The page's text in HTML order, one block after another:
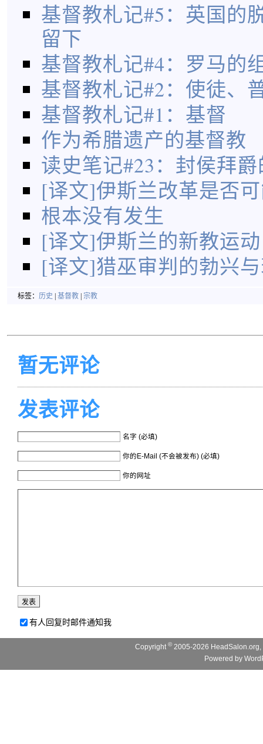
基督教札记#5：英国的
留下
基督教札记#4：罗马的
基督教札记#2：使徒、
基督教札记#1：基督
作为希腊遗产的基督教
读史笔记#23：封侯拜
[译文]伊斯兰改革是否
根本没有发生
[译文]伊斯兰的新教运动
[译文]猎巫审判的勃兴
标签： 历史 基督教 宗教
暂无评论
发表评论
名字 (必填)
你的E-Mail (不会被发布) (必填)
你的网址
有人回复时邮件通知我
Copyright© 2005-2026
Powered by